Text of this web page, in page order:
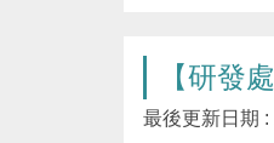
【研發
最後更新日期 :